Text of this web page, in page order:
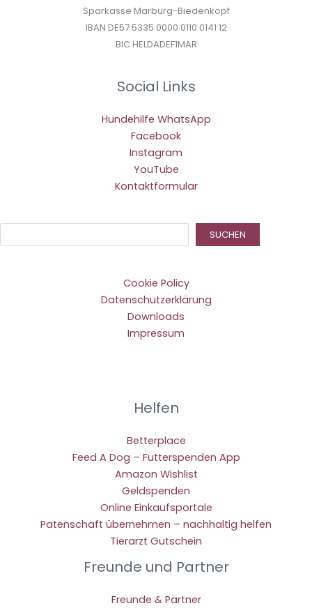
Sparkasse Marburg-Biedenkopf
IBAN DE57 5335 0000 0110 0141 12
BIC HELDADEF1MAR
Social Links
Hundehilfe WhatsApp
Facebook
Instagram
YouTube
Kontaktformular
SUCHEN
Cookie Policy
Datenschutzerklärung
Downloads
Impressum
Helfen
Betterplace
Feed A Dog – Futterspenden App
Amazon Wishlist
Geldspenden
Online Einkaufsportale
Patenschaft übernehmen – nachhaltig helfen
Tierarzt Gutschein
Freunde und Partner
Freunde & Partner